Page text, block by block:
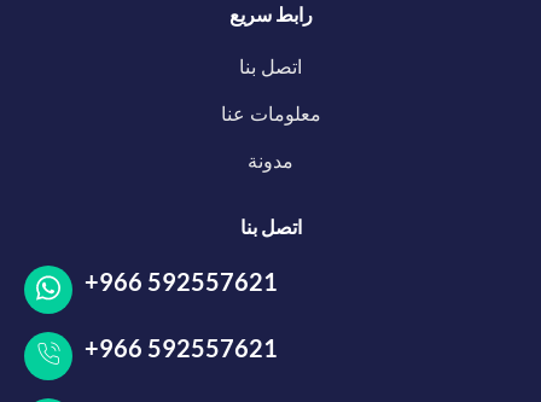
رابط سريع
اتصل بنا
معلومات عنا
مدونة
اتصل بنا
+966 592557621
+966 592557621